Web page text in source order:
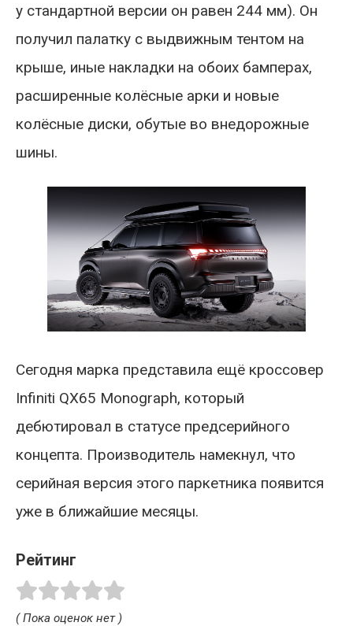
у стандартной версии он равен 244 мм). Он
получил палатку с выдвижным тентом на
крыше, иные накладки на обоих бамперах,
расширенные колёсные арки и новые
колёсные диски, обутые во внедорожные
шины.
Сегодня марка представила ещё кроссовер
Infiniti QX65 Monograph, который
дебютировал в статусе предсерийного
концепта. Производитель намекнул, что
серийная версия этого паркетника появится
уже в ближайшие месяцы.
Рейтинг
( Пока оценок нет )